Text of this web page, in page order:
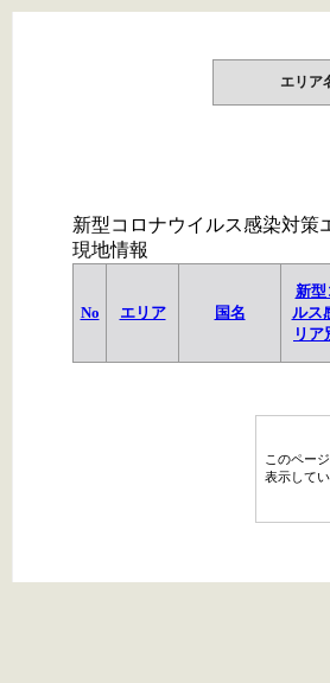
エリア
新型コロナウイルス感染対策
現地情報
No エリア 国名
新型
ルス
リア
このペー
表示してい